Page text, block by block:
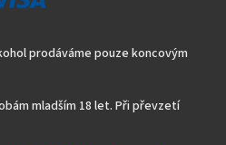
prodáváme pouze koncovým
mladším 18 let. Při převzetí